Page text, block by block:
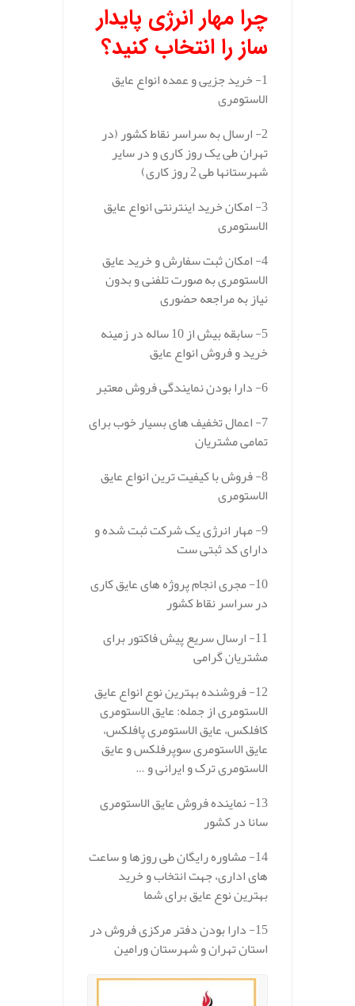
چرا مهار انرژی پایدار
ساز را انتخاب کنید؟
1- خرید جزیی و عمده انواع عایق
الاستومری
2- ارسال به سراسر نقاط کشور (در
تهران طی یک روز کاری و در سایر
شهرستانها طی 2 روز کاری)
3- امکان خرید اینترنتی انواع عایق
الاستومری
4- امکان ثبت سفارش و خرید عایق
الاستومری به صورت تلفنی و بدون
نیاز به مراجعه حضوری
5- سابقه بیش از 10 ساله در زمینه
خرید و فروش انواع عایق
6- دارا بودن نمایندگی فروش معتبر
7- اعمال تخفیف های بسیار خوب برای
تمامی مشتریان
8- فروش با کیفیت ترین انواع عایق
الاستومری
9- مهار انرژی یک شرکت ثبت شده و
دارای کد ثبتی ست
10- مجری انجام پروژه های عایق کاری
در سراسر نقاط کشور
11- ارسال سریع پیش فاکتور برای
مشتریان گرامی
12- فروشنده بهترین نوع انواع عایق
الاستومری از جمله: عایق الاستومری
کافلکس، عایق الاستومری پافلکس،
عایق الاستومری سوپرفلکس و عایق
الاستومری ترک و ایرانی و …
13- نماینده فروش عایق الاستومری
سانا در کشور
14- مشاوره رایگان طی روزها و ساعت
های اداری، جهت انتخاب و خرید
بهترین نوع عایق برای شما
15- دارا بودن دفتر مرکزی فروش در
استان تهران و شهرستان ورامین